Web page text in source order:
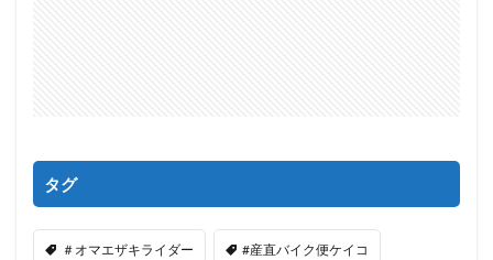
タグ
＃オマエザキライダー #産直バイク便ケイコ